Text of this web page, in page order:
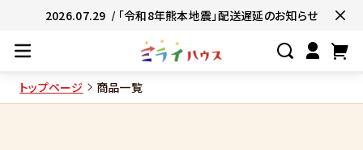
2026.07.29 / 「令和8年熊本地震」配送遅延のお知らせ
トップページ 商品一覧